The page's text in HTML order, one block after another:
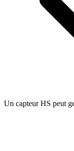
Un capteur HS peut